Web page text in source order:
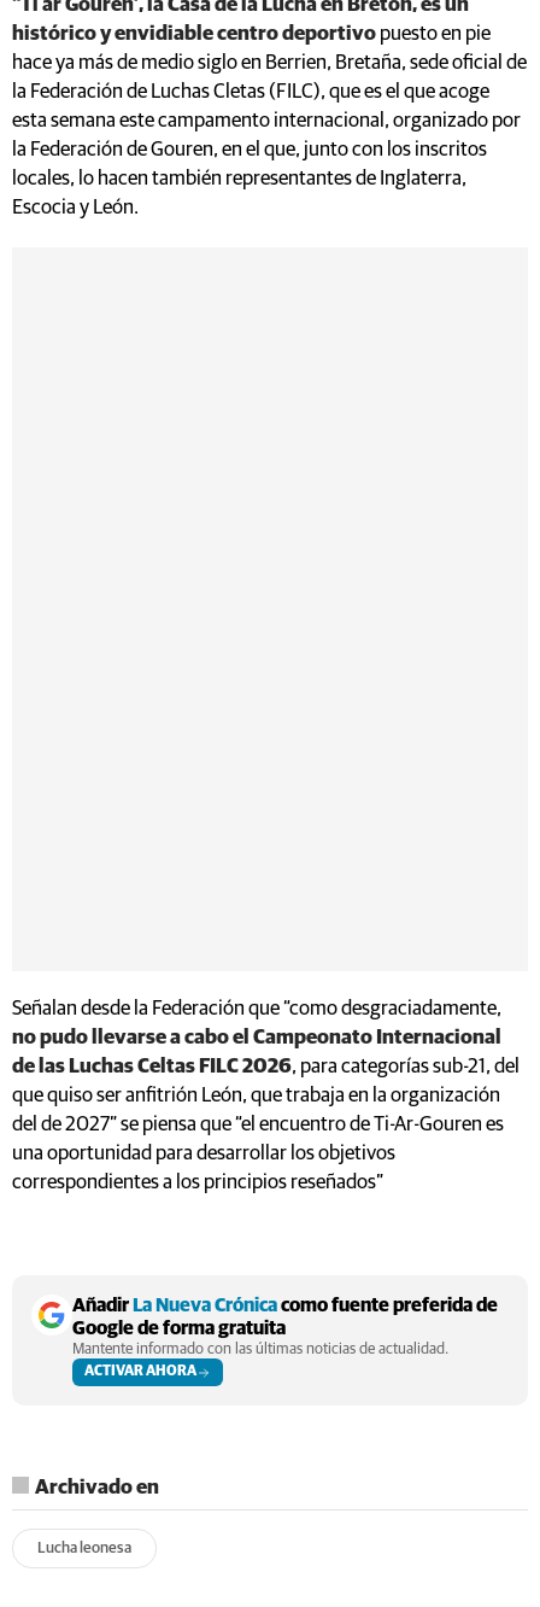
"Ti ar Gouren’, la Casa de la Lucha en Bretón, es un
histórico y envidiable centro deportivo puesto en pie
hace ya más de medio siglo en Berrien, Bretaña, sede oficial de
la Federación de Luchas Cletas (FILC), que es el que acoge
esta semana este campamento internacional, organizado por
la Federación de Gouren, en el que, junto con los inscritos
locales, lo hacen también representantes de Inglaterra,
Escocia y León.
Señalan desde la Federación que “como desgraciadamente,
no pudo llevarse a cabo el Campeonato Internacional
de las Luchas Celtas FILC 2026, para categorías sub-21, del
que quiso ser anfitrión León, que trabaja en la organización
del de 2027” se piensa que “el encuentro de Ti-Ar-Gouren es
una oportunidad para desarrollar los objetivos
correspondientes a los principios reseñados”
Añadir La Nueva Crónicacomo fuente preferida de
Google de forma gratuita
Mantente informado con las últimas noticias de actualidad.
ACTIVAR AHORA
Archivado en
Lucha leonesa